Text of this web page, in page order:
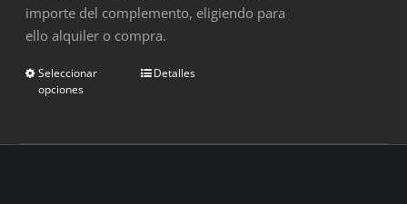
importe del complemento, eligiendo para
ello alquiler o compra.
Seleccionar
opciones
Detalles